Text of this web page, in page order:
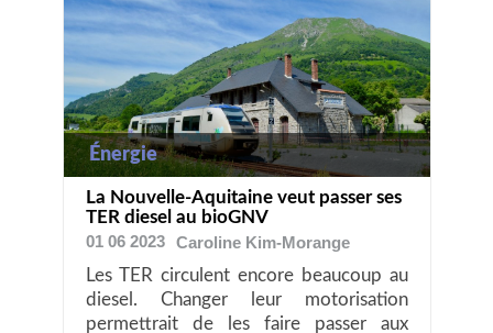
Énergie
La Nouvelle-Aquitaine veut passer ses
TER diesel au bioGNV
01 06 2023
Caroline Kim-Morange
Les TER circulent encore beaucoup au
diesel. Changer leur motorisation
permettrait de les faire passer aux